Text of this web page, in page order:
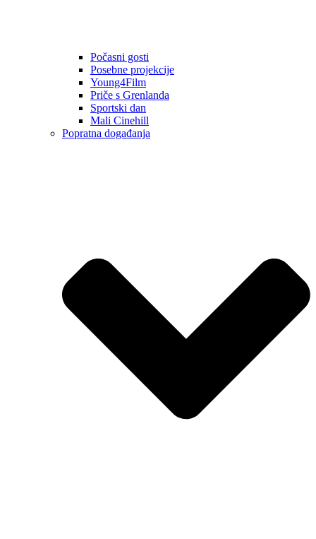
Počasni gosti
Posebne projekcije
Young4Film
Priče s Grenlanda
Sportski dan
Mali Cinehill
Popratna događanja